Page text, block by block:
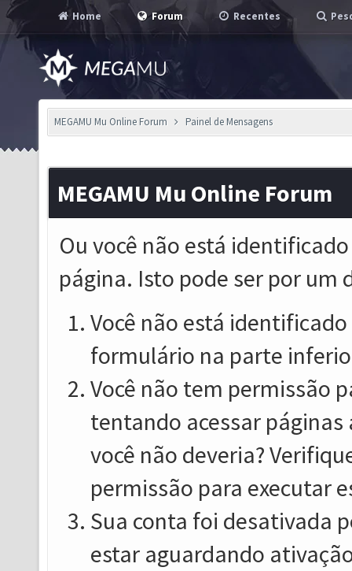
Home Forum Recentes
MEGAMU Mu Online Forum Painel de Mensagens
MEGAMU Mu Online Forum
Ou você não está
página. Isto pode ser por um
Você não está
formulário na parte
Você não tem permissão
tentando acessar
você não deveria?
permissão para executar
Sua conta foi desativada
estar aguardando